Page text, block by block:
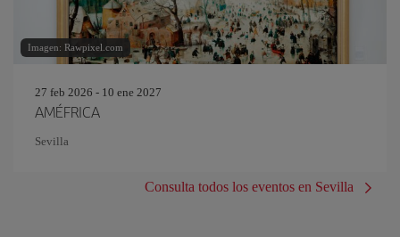
Imagen: Rawpixel.com
27 feb 2026 - 10 ene 2027
AMÉFRICA
Sevilla
Consulta todos los eventos en Sevilla